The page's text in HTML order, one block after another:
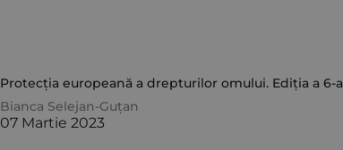
Protecția europeană a drepturilor omului. Ediția a 6-a
Bianca Selejan-Guțan
07 Martie 2023